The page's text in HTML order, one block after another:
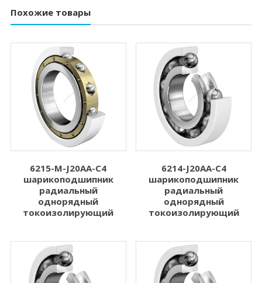
Похожие товары
6215-M-J20AA-C4
шарикоподшипник
радиальный
однорядный
токоизолирующий
6214-J20AA-C4
шарикоподшипник
радиальный
однорядный
токоизолирующий